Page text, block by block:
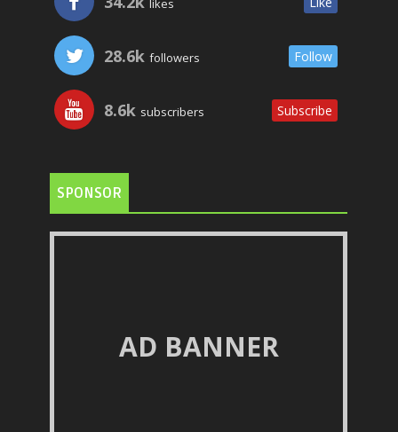
likes
28.6k followers Follow
8.6k subscribers Subscribe
SPONSOR
AD BANNER